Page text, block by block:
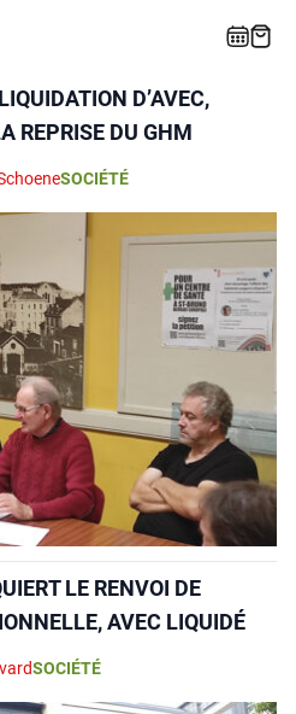
D’AVEC,
REPRISE DU GHM
SOCIÉTÉ
LE RENVOI DE
AVEC LIQUIDÉ
SOCIÉTÉ